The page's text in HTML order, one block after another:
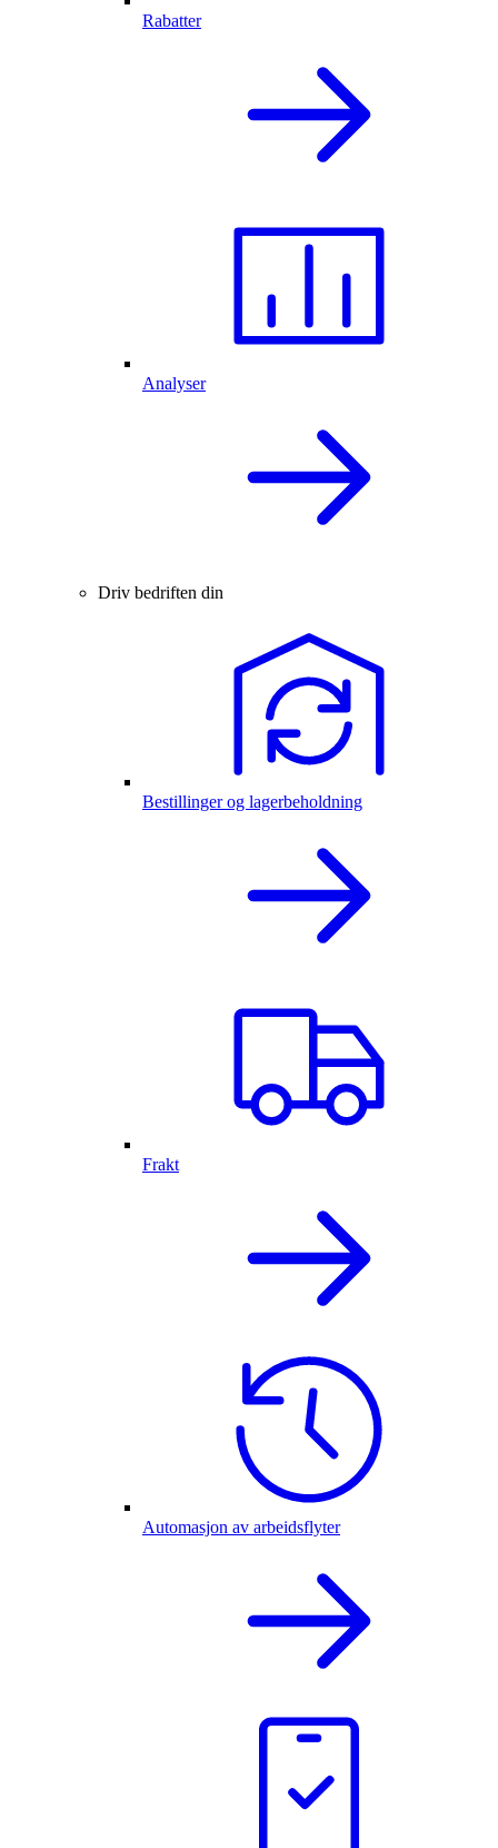
Rabatter
Analyser
Driv bedriften din
Bestillinger og lagerbeholdning
Frakt
Automasjon av arbeidsflyter